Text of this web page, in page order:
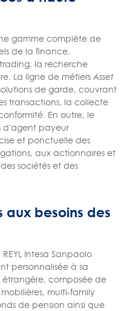
gamme complète de
de la finance,
la recherche
La ligne de métiers Asset
de garde, couvrant
transactions, la collecte
En outre, le
d'agent payeur
et ponctuelle des
aux actionnaires et
sociétés et des
aux besoins des
Intesa Sanpaolo
personnalisée à sa
étrangère, composée de
multi-family
de pension ainsi que